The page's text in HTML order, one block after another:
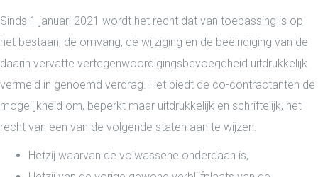
Sinds 1 januari 2021 wordt het recht dat van toepassing is op
het bestaan, de omvang, de wijziging en de beëindiging van de
daarin vervatte vertegenwoordigingsbevoegdheid uitdrukkelijk
vermeld in genoemd verdrag. Het biedt de co-contractanten de
mogelijkheid om, beperkt maar uitdrukkelijk en schriftelijk, het
recht van een van de volgende staten aan te wijzen:
Hetzij waarvan de volwassene onderdaan is,